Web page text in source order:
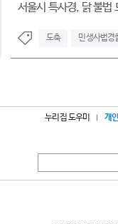
서울시 특사경, 닭 불법
도축 민생사법경
누리집 도우미 개